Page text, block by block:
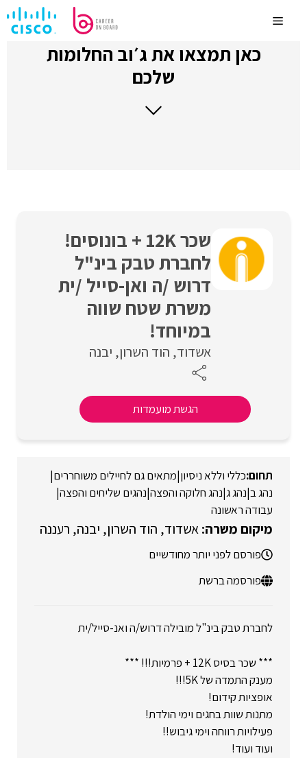
לתוכןMenu
כאן תמצאו את ג׳וב החלומות
שלכם
שכר 12K + בונוסים!
לחברת טבק בינ"ל
דרוש /ה ואן-סייל /ית
משרת שטח שווה
במיוחד!
אשדוד הוד השרון יבנה
הגשת מועמדות
כללי וללא ניסיון|מתאים גם לחיילים משוחררים|
נהג ב|נהג ג|נהג חלוקה והפצה|נהגים שליחים והפצה|
עבודה ראשונה
אשדוד הוד השרון יבנה רעננה
פורסם לפני יותר מחודשיים
פורסמה ברשת
לחברת טבק בינ"ל מובילה דרוש/ה ואנ-סייל/ית
*** שכר בסיס 12K + פרמיות!!! ***
מענק התמדה של 5K!!!
אופציות קידום!
מתנות שוות בחגים וימי הולדת!
פעילויות רווחה וימי גיבוש!!
ועוד ועוד!